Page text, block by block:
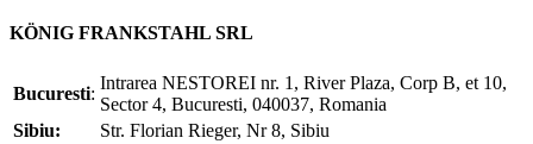
KÖNIG FRANKSTAHL SRL
Bucuresti:
Intrarea NESTOREI nr. 1, River Plaza, Corp B, et 10,
Sector 4, Bucuresti, 040037, Romania
Sibiu:
Str. Florian Rieger, Nr 8, Sibiu